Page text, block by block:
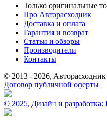
Только оригинальные
Про Авторасходник
Доставка и оплата
Гарантия и возврат
Статьи и обзоры
Производители
Контакты
© 2013 - 2026,
Договор публичной оферты
© 2025, Дизайн и разработка: